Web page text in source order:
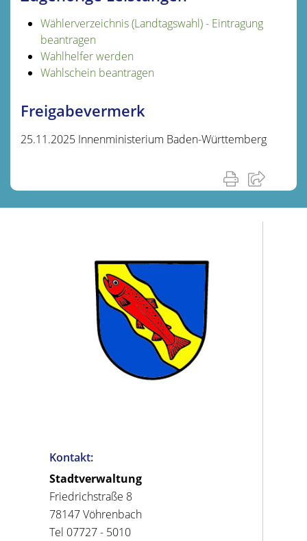
Wählerverzeichnis (Landtagswahl) - Eintragung
beantragen
Wahlhelfer werden
Wahlschein beantragen
Freigabevermerk
25.11.2025 Innenministerium Baden-Württemberg
Kontakt:
Stadtverwaltung
Friedrichstraße 8
78147 Vöhrenbach
Tel 07727 - 5010